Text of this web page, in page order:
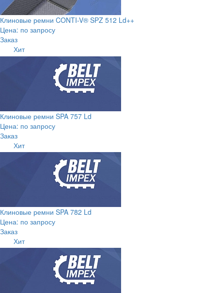
Клиновые ремни CONTI-V® SPZ 512 Ld++
Цена: по запросу
Заказ
Хит
Клиновые ремни SPA 757 Ld
Цена: по запросу
Заказ
Хит
Клиновые ремни SPA 782 Ld
Цена: по запросу
Заказ
Хит